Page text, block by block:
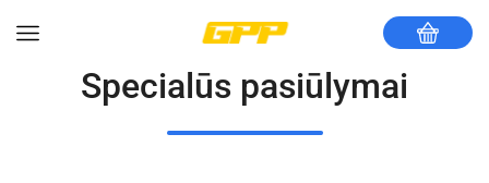
Specialūs pasiūlymai